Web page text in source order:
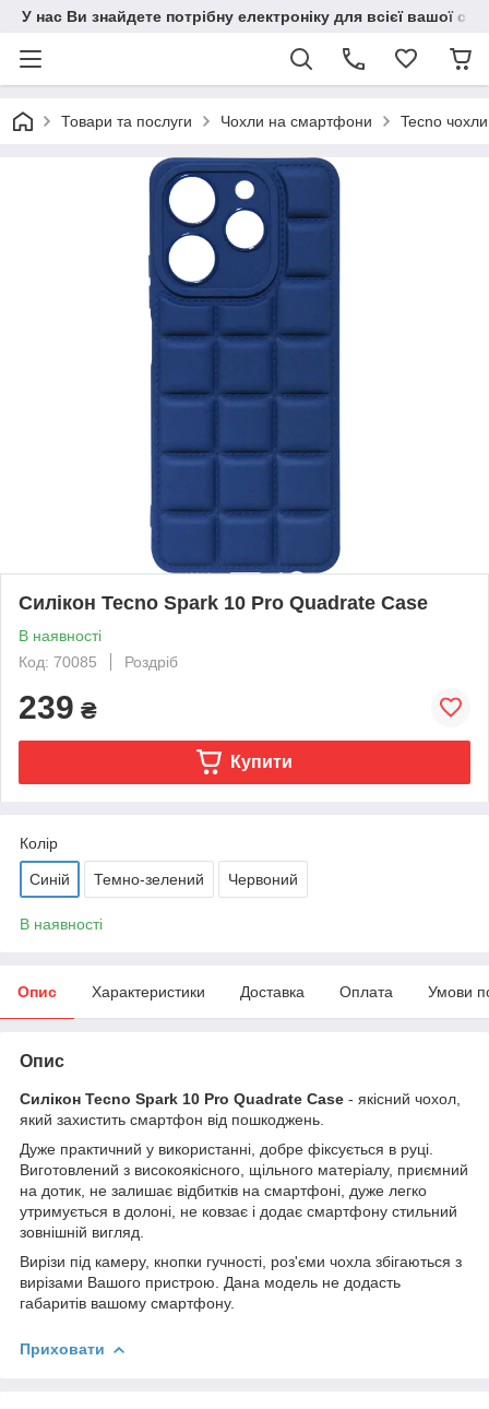
У нас Ви знайдете потрібну електроніку для всієї вашої
Товари та послуги Чохли на смартфони Tecno чохли
Силікон Tecno Spark 10 Pro Quadrate Case
В наявності
Код: 70085
Роздріб
239 ₴
Купити
Колір
Синій Темно-зелений Червоний
В наявності
Опис Характеристики Доставка Оплата Умови
Опис
Силікон Tecno Spark 10 Pro Quadrate Case - якісний чохол,
який захистить смартфон від пошкоджень.
Дуже практичний у використанні, добре фіксується в руці.
Виготовлений з високоякісного, щільного матеріалу, приємний
на дотик, не залишає відбитків на смартфоні, дуже легко
утримується в долоні, не ковзає і додає смартфону стильний
зовнішній вигляд.
Вирізи під камеру, кнопки гучності, роз'єми чохла збігаються з
вирізами Вашого пристрою. Дана модель не додасть
габаритів вашому смартфону.
Приховати